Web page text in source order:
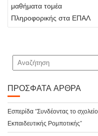
μαθήματα τομέα
Πληροφορικής στα ΕΠΑΛ
ΠΡΌΣΦΑΤΑ ΆΡΘΡΑ
Εσπερίδα “Συνδέοντας το
Εκπαιδευτικής Ρομποτικής”